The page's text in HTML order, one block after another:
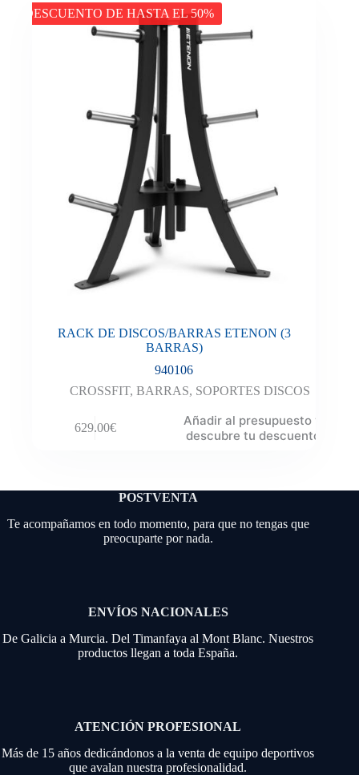
DESCUENTO DE HASTA EL 50%
RACK DE DISCOS/BARRAS ETENON (3
BARRAS)
940106
CROSSFIT,BARRAS, SOPORTES DISCOS
629.00€
Añadir al presupuesto y
descubre tu descuento
POSTVENTA
Te acompañamos en todo momento, para que no tengas que
preocuparte por nada.
ENVÍOS NACIONALES
De Galicia a Murcia. Del Timanfaya al Mont Blanc. Nuestros
productos llegan a toda España.
ATENCIÓN PROFESIONAL
Más de 15 años dedicándonos a la venta de equipo deportivos
que avalan nuestra profesionalidad.